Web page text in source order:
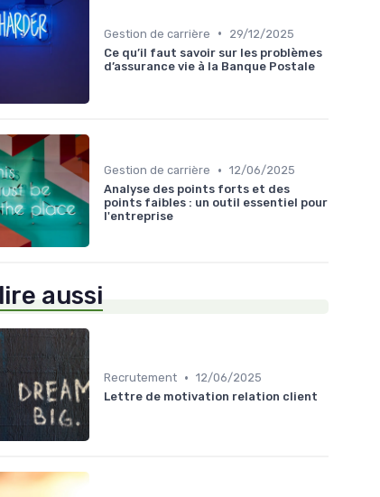
Gestion de carrière •
29/12/2025
Ce qu’il faut savoir sur les problèmes
d’assurance vie à la Banque Postale
Gestion de carrière • 12/06/2025
Analyse des points forts et des
points faibles : un outil essentiel pour
l'entreprise
aussi
Recrutement • 12/06/2025
Lettre de motivation relation client